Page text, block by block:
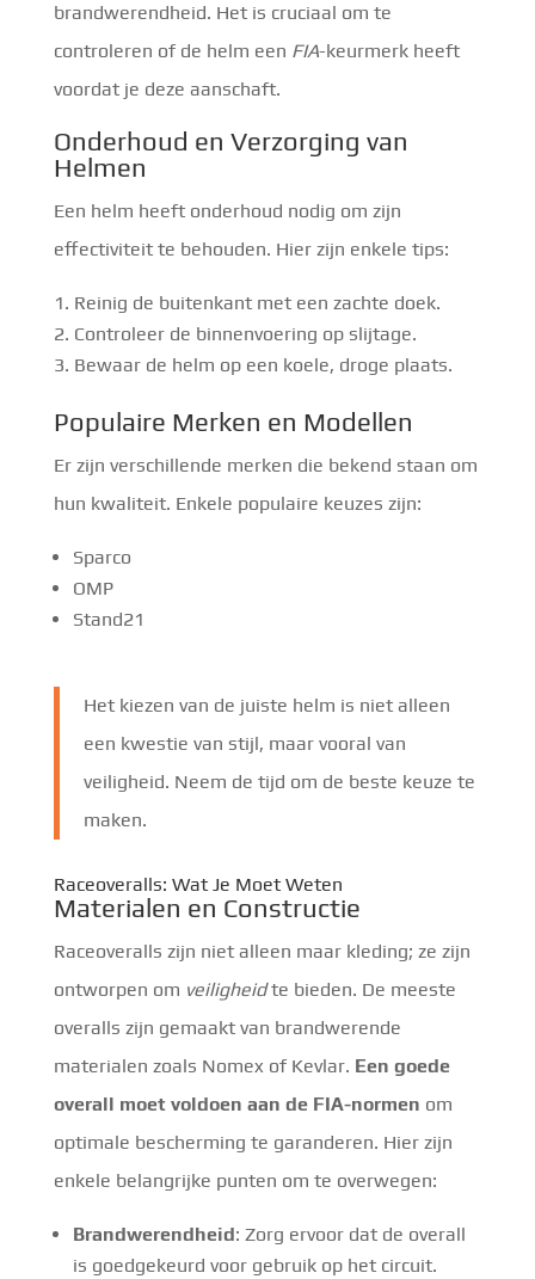
brandwerendheid. Het is cruciaal om te
controleren of de helm een FIA-keurmerk heeft
voordat je deze aanschaft.
Onderhoud en Verzorging van
Helmen
Een helm heeft onderhoud nodig om zijn
effectiviteit te behouden. Hier zijn enkele tips:
Reinig de buitenkant met een zachte doek.
Controleer de binnenvoering op slijtage.
Bewaar de helm op een koele, droge plaats.
Populaire Merken en Modellen
Er zijn verschillende merken die bekend staan om
hun kwaliteit. Enkele populaire keuzes zijn:
Sparco
OMP
Stand21
Het kiezen van de juiste helm is niet alleen
een kwestie van stijl, maar vooral van
veiligheid. Neem de tijd om de beste keuze te
maken.
Raceoveralls: Wat Je Moet Weten
Materialen en Constructie
Raceoveralls zijn niet alleen maar kleding; ze zijn
ontworpen om veiligheidte bieden. De meeste
overalls zijn gemaakt van brandwerende
materialen zoals Nomex of Kevlar. Een goede
overall moet voldoen aan de FIA-normen om
optimale bescherming te garanderen. Hier zijn
enkele belangrijke punten om te overwegen:
Brandwerendheid: Zorg ervoor dat de overall
is goedgekeurd voor gebruik op het circuit.